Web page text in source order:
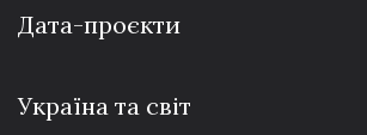
Дата-проєкти
Україна та світ